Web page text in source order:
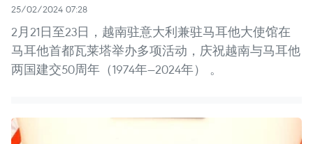
25/02/2024 07:28
2月21日至23日，越南驻意大利兼驻马耳他大使馆在
马耳他首都瓦莱塔举办多项活动，庆祝越南与马耳他
两国建交50周年（1974年—2024年） 。